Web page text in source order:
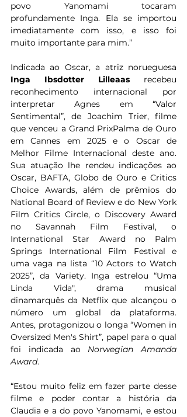
povo Yanomami tocaram
profundamente Inga. Ela se importou
imediatamente com isso, e isso foi
muito importante para mim.”
Inga Ibsdotter Lilleaas recebeu
reconhecimento internacional por
interpretar Agnes em “Valor
Sentimental”, de Joachim Trier, filme
que venceu a Grand PrixPalma de Ouro
em Cannes em 2025 e o Oscar de
Melhor Filme Internacional deste ano.
Sua atuação lhe rendeu indicações ao
Oscar, BAFTA, Globo de Ouro e Critics
Choice Awards, além de prêmios do
National Board of Review e do New York
Film Critics Circle, o Discovery Award
no Savannah Film Festival, o
International Star Award no Palm
Springs International Film Festival e
uma vaga na lista “10 Actors to Watch
2025”, da Variety. Inga estrelou “Uma
Linda Vida", drama musical
dinamarquês da Netflix que alcançou o
número um global da plataforma.
Antes, protagonizou o longa “Women in
Oversized Men's Shirt”, papel para o qual
foi indicada ao Norwegian Amanda
Award.
“Estou muito feliz em fazer parte desse
filme e poder contar a história da
Claudia e a do povo Yanomami, e estou